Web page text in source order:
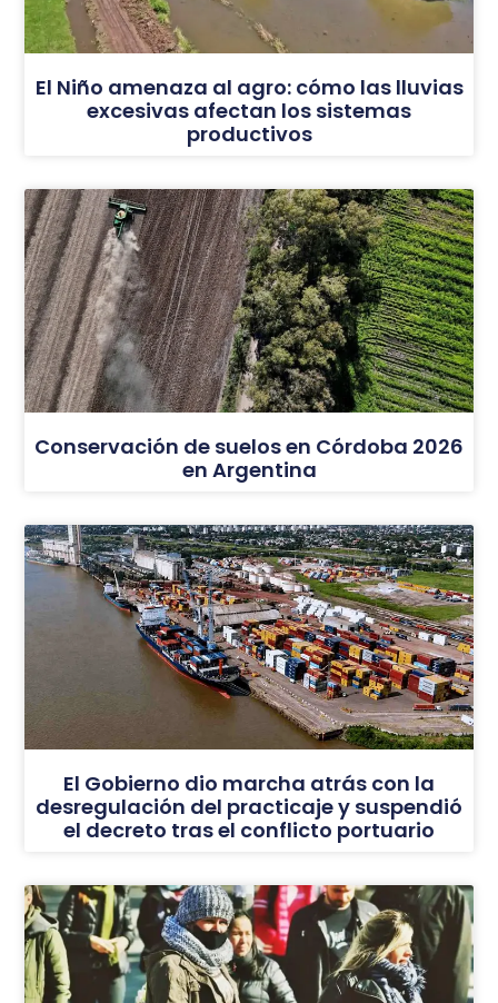
El Niño amenaza al agro: cómo las lluvias
excesivas afectan los sistemas
productivos
Conservación de suelos en Córdoba 2026
en Argentina
El Gobierno dio marcha atrás con la
desregulación del practicaje y suspendió
el decreto tras el conflicto portuario